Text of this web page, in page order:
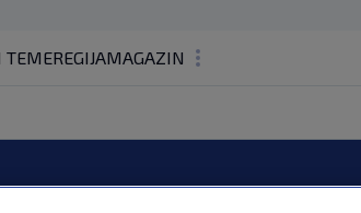
TEMEREGIJAMAGAZIN
KOLUMNE
N1(DIS)INFO